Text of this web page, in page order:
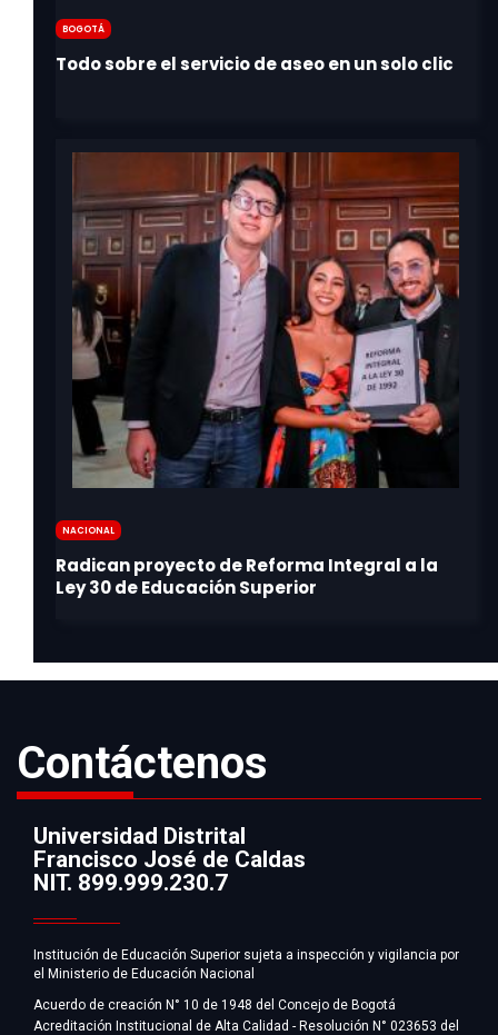
Bogotá
Nacional
Contáctenos
Información
Universidad Distrital
Francisco José de Caldas
NIT. 899.999.230.7
Institución de Educación Superior sujeta a inspección y vigilancia por
el Ministerio de Educación Nacional
Acuerdo de creación N° 10 de 1948 del Concejo de Bogotá
Acreditación Institucional de Alta Calidad - Resolución N° 023653 del